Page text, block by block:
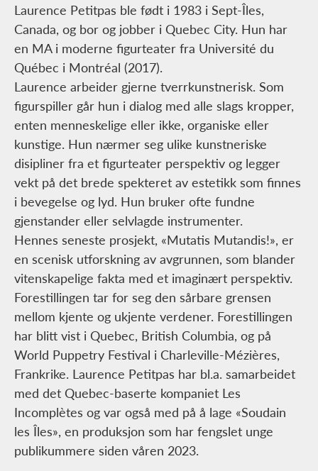
Laurence Petitpas ble født i 1983 i Sept-Îles,
Canada, og bor og jobber i Quebec City. Hun har
en MA i moderne figurteater fra Université du
Québec i Montréal (2017).
Laurence arbeider gjerne tverrkunstnerisk. Som
figurspiller går hun i dialog med alle slags kropper,
enten menneskelige eller ikke, organiske eller
kunstige. Hun nærmer seg ulike kunstneriske
disipliner fra et figurteater perspektiv og legger
vekt på det brede spekteret av estetikk som finnes
i bevegelse og lyd. Hun bruker ofte fundne
gjenstander eller selvlagde instrumenter.
Hennes seneste prosjekt, «Mutatis Mutandis!», er
en scenisk utforskning av avgrunnen, som blander
vitenskapelige fakta med et imaginært perspektiv.
Forestillingen tar for seg den sårbare grensen
mellom kjente og ukjente verdener. Forestillingen
har blitt vist i Quebec, British Columbia, og på
World Puppetry Festival i Charleville-Mézières,
Frankrike. Laurence Petitpas har bl.a. samarbeidet
med det Quebec-baserte kompaniet Les
Incomplètes og var også med på å lage «Soudain
les Îles», en produksjon som har fengslet unge
publikummere siden våren 2023.